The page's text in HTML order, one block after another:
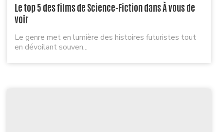
Le top 5 des films de Science-Fiction dans À vous de
voir
Le genre met en lumière des histoires futuristes tout
en dévoilant souven...